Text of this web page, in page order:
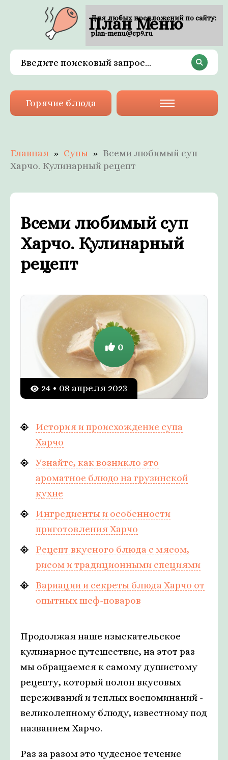
План Меню
Горячие блюда
Главная Супы
Всеми любимый суп
Харчо. Кулинарный рецепт
Всеми любимый суп
Харчо. Кулинарный
рецепт
24 • 08 апреля 2023
0
История и происхождение супа
Харчо
Узнайте, как возникло это
ароматное блюдо на грузинской
кухне
Ингредиенты и особенности
приготовления Харчо
Рецепт вкусного блюда с мясом,
рисом и традиционными специями
Вариации и секреты блюда Харчо от
опытных шеф-поваров
Продолжая наше изыскательское
кулинарное путешествие, на этот раз
мы обращаемся к самому душистому
рецепту, который полон вкусовых
переживаний и теплых воспоминаний -
великолепному блюду, известному под
названием Харчо.
Раз за разом это чудесное течение
Для любых предложений по сайту:
plan-menu@cp9.ru